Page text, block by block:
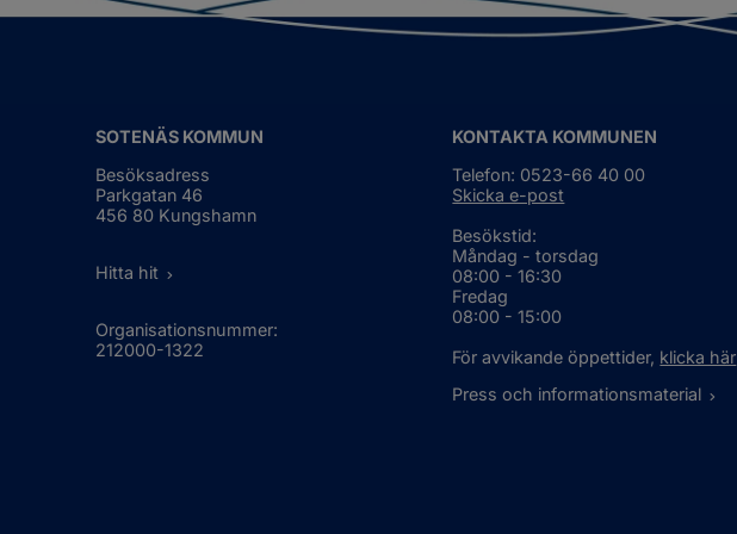
regionalt
samarbete
SOTENÄS KOMMUN
Besöksadress
Parkgatan 46
456 80 Kungshamn
Hitta hit
Organisationsnummer:
212000-1322
KONTAKTA KOMMUNEN
Telefon: 0523-66 40 00
Skicka e-post
Besökstid:
Måndag - torsdag
08:00 - 16:30
Fredag
08:00 - 15:00
För avvikande öppettider, klicka här
Press och informationsmaterial